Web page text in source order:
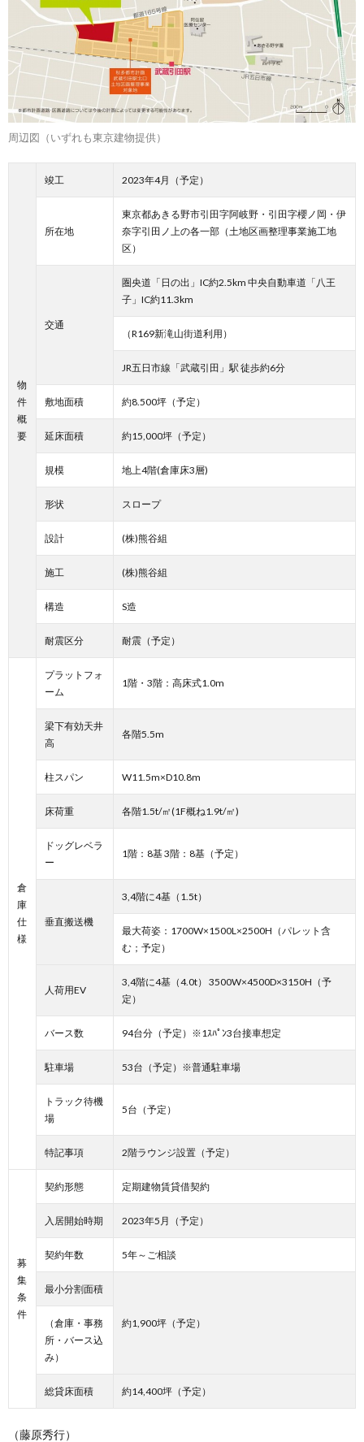
周辺図（いずれも東京建物提供）
物
件
概
要
竣工 2023年4月（予定）
所在地
東京都あきる野市引田字阿岐野・引田字櫻ノ岡・伊
奈字引田ノ上の各一部（土地区画整理事業施工地
区）
交通
圏央道「日の出」IC約2.5km 中央自動車道「八王
子」IC約11.3km
（R169新滝山街道利用）
JR五日市線「武蔵引田」駅 徒歩約6分
敷地面積 約8.500坪（予定）
延床面積 約15,000坪（予定）
規模 地上4階(倉庫床3層)
形状 スロープ
設計 (株)熊谷組
施工 (株)熊谷組
構造 S造
耐震区分 耐震（予定）
倉
庫
仕
様
プラットフォ
ーム
1階・3階：高床式1.0m
梁下有効天井
高
各階5.5m
柱スパン W11.5m×D10.8m
床荷重 各階1.5t/㎡(1F概ね1.9t/㎡)
ドッグレベラ
ー
1階：8基 3階：8基（予定）
垂直搬送機
3,4階に4基（1.5t）
最大荷姿：1700W×1500L×2500H（パレット含
む；予定）
人荷用EV
3,4階に4基（4.0t） 3500W×4500D×3150H（予
定）
バース数 94台分（予定）※1ｽﾊﾟﾝ3台接車想定
駐車場 53台（予定）※普通駐車場
トラック待機
場
5台（予定）
特記事項 2階ラウンジ設置（予定）
募
集
条
件
契約形態 定期建物賃貸借契約
入居開始時期 2023年5月（予定）
契約年数 5年～ご相談
最小分割面積
約1,900坪（予定）
（倉庫・事務
所・バース込
み）
総貸床面積 約14,400坪（予定）
（藤原秀行）